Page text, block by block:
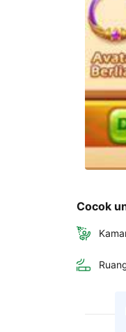
dan
akun
Anda.
Cocok